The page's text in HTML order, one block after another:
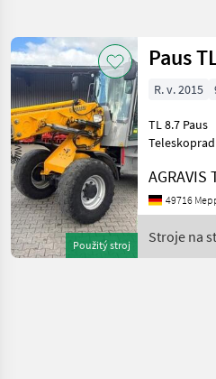
Kategorie 4 Země
AKTUÁLNÍ
CESTA
stavebná
technika
Stroje
Na
Stavbu
Teleskopove
Obnovit
Zobrazit
výsledků
Použitý stroj
Paus
R. v. 2015
TL 8.7 Paus
Teleskopradlader
automatisch
Anhängerelektrik
TD2.9 Deutz
Unterfahrschutz
49716
Stroje na
Paus